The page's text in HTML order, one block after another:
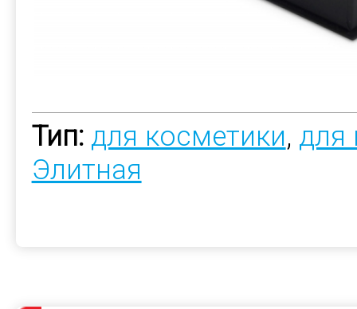
Тип: для косметики, для
Элитная